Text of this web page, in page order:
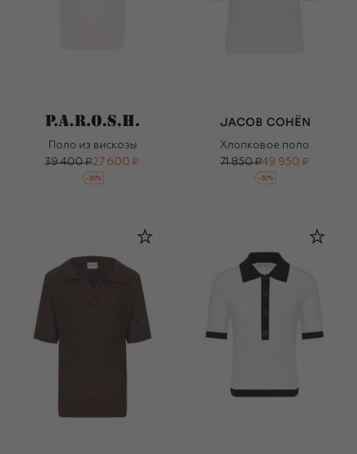
Поло из вискозы
39 400 ₽27 600 ₽
-30%
Хлопковое поло
71 850 ₽49 950 ₽
-30%